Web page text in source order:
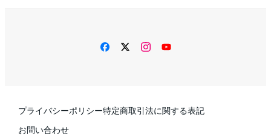
facebooktwitterinstagram
YouTube
プライバシーポリシー特定商取引法に関する表記
お問い合わせ